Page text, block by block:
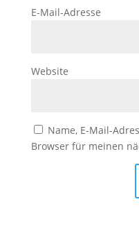
E-Mail-Adresse
Website
Name, E-Mail-
Browser für meinen